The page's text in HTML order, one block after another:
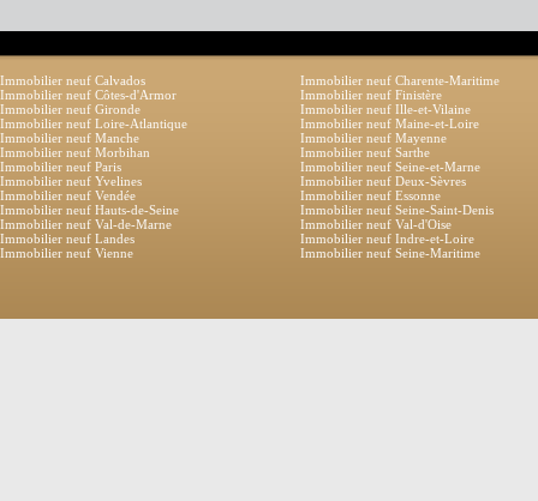
Immobilier neuf Calvados
Immobilier neuf Charente-Maritime
Immobilier neuf Côtes-d'Armor
Immobilier neuf Finistère
Immobilier neuf Gironde
Immobilier neuf Ille-et-Vilaine
Immobilier neuf Loire-Atlantique
Immobilier neuf Maine-et-Loire
Immobilier neuf Manche
Immobilier neuf Mayenne
Immobilier neuf Morbihan
Immobilier neuf Sarthe
Immobilier neuf Paris
Immobilier neuf Seine-et-Marne
Immobilier neuf Yvelines
Immobilier neuf Deux-Sèvres
Immobilier neuf Vendée
Immobilier neuf Essonne
Immobilier neuf Hauts-de-Seine
Immobilier neuf Seine-Saint-Denis
Immobilier neuf Val-de-Marne
Immobilier neuf Val-d'Oise
Immobilier neuf Landes
Immobilier neuf Indre-et-Loire
Immobilier neuf Vienne
Immobilier neuf Seine-Maritime